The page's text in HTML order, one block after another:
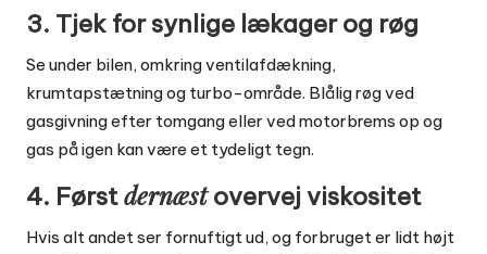
3. Tjek for synlige lækager og røg
Se under bilen, omkring ventilafdækning,
krumtapstætning og turbo-område. Blålig røg ved
gasgivning efter tomgang eller ved motorbrems op og
gas på igen kan være et tydeligt tegn.
4. Førstdernæstovervej viskositet
Hvis alt andet ser fornuftigt ud, og forbruget er lidt højt